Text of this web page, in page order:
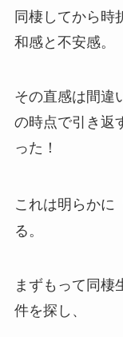
同棲してから時
和感と不安感。
その直感は間違
の時点で引き返
った！
これは明らかに
る。
まずもって同棲
件を探し、